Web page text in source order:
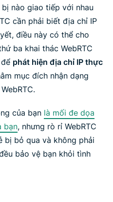
nào giao tiếp với nhau
cần phải biết địa chỉ IP
điều này có thể cho
ba khai thác WebRTC
phát hiện địa chỉ IP thực
mục đích nhận dạng
của bạn là mối đe dọa
bạn, nhưng rò rỉ WebRTC
bị bỏ qua và không phải
bảo vệ bạn khỏi tình